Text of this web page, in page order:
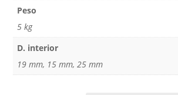
Peso
5 kg
D. interior
19 mm, 15 mm, 25 mm